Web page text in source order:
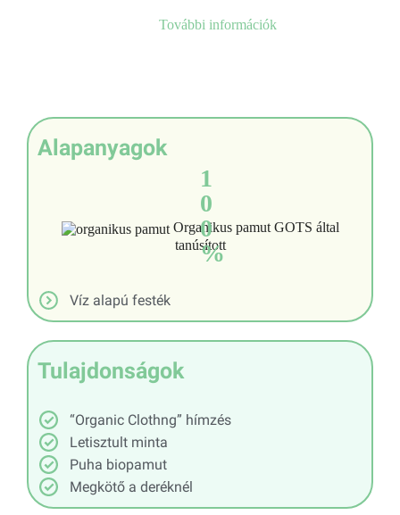
További információk
Alapanyagok
1
0
0
%
Organikus pamut GOTS által
tanúsított
Víz alapú festék
Tulajdonságok
“Organic Clothng” hímzés
Letisztult minta
Puha biopamut
Megkötő a deréknél